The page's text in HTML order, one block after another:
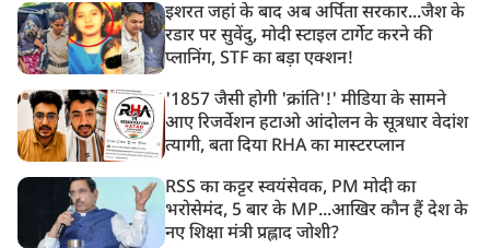
इशरत जहां के बाद अब अर्पिता सरकार...जैश के
रडार पर सुवेंदु, मोदी स्टाइल टार्गेट करने की
प्लानिंग, STF का बड़ा एक्शन!
'1857 जैसी होगी 'क्रांति'!' मीडिया के सामने
आए रिजर्वेशन हटाओ आंदोलन के सूत्रधार वेदांश
त्यागी, बता दिया RHA का मास्टरप्लान
RSS का कट्टर स्वयंसेवक, PM मोदी का
भरोसेमंद, 5 बार के MP...आखिर कौन हैं देश के
नए शिक्षा मंत्री प्रह्लाद जोशी?